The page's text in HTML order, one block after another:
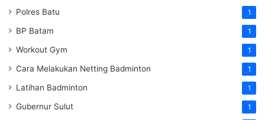
Polres Batu 1
BP Batam 1
Workout Gym 1
Cara Melakukan Netting Badminton 1
Latihan Badminton 1
Gubernur Sulut 1